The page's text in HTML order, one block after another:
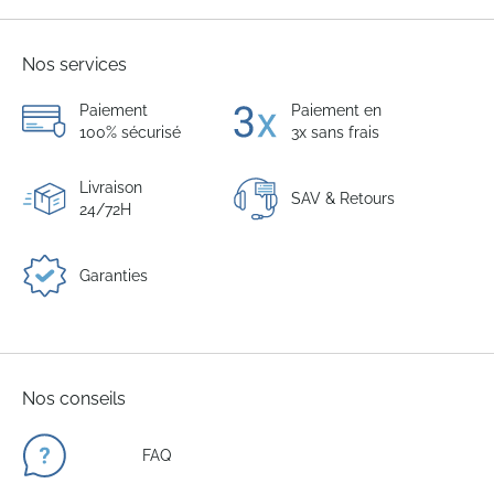
Nos services
Paiement
100% sécurisé
Paiement en
3x sans frais
Livraison
24/72H
SAV & Retours
Garanties
Nos conseils
FAQ